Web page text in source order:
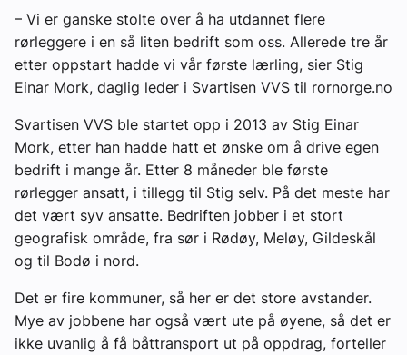
eBlad
– Vi er ganske stolte over å ha utdannet flere
rørleggere i en så liten bedrift som oss. Allerede tre år
etter oppstart hadde vi vår første lærling, sier Stig
Einar Mork, daglig leder i Svartisen VVS til rornorge.no
Svartisen VVS ble startet opp i 2013 av Stig Einar
Mork, etter han hadde hatt et ønske om å drive egen
bedrift i mange år. Etter 8 måneder ble første
rørlegger ansatt, i tillegg til Stig selv. På det meste har
det vært syv ansatte. Bedriften jobber i et stort
geografisk område, fra sør i Rødøy, Meløy, Gildeskål
og til Bodø i nord.
Det er fire kommuner, så her er det store avstander.
Mye av jobbene har også vært ute på øyene, så det er
ikke uvanlig å få båttransport ut på oppdrag, forteller